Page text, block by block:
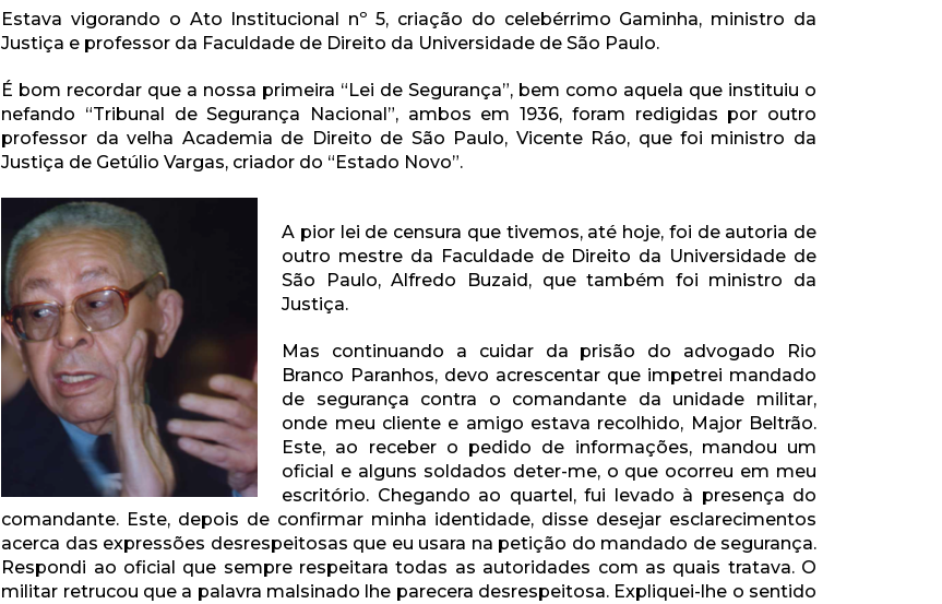
Estava vigorando o Ato Institucional nº 5, criação do celebérrimo Gaminha, ministro da
Justiça e professor da Faculdade de Direito da Universidade de São Paulo.
É bom recordar que a nossa primeira “Lei de Segurança”, bem como aquela que instituiu o
nefando “Tribunal de Segurança Nacional”, ambos em 1936, foram redigidas por outro
professor da velha Academia de Direito de São Paulo, Vicente Ráo, que foi ministro da
Justiça de Getúlio Vargas, criador do “Estado Novo”.
A pior lei de censura que tivemos, até hoje, foi de autoria de
outro mestre da Faculdade de Direito da Universidade de
São Paulo, Alfredo Buzaid, que também foi ministro da
Justiça.
Mas continuando a cuidar da prisão do advogado Rio
Branco Paranhos, devo acrescentar que impetrei mandado
de segurança contra o comandante da unidade militar,
onde meu cliente e amigo estava recolhido, Major Beltrão.
Este, ao receber o pedido de informações, mandou um
oficial e alguns soldados deter-me, o que ocorreu em meu
escritório. Chegando ao quartel, fui levado à presença do
comandante. Este, depois de confirmar minha identidade, disse desejar esclarecimentos
acerca das expressões desrespeitosas que eu usara na petição do mandado de segurança.
Respondi ao oficial que sempre respeitara todas as autoridades com as quais tratava. O
militar retrucou que a palavra malsinado lhe parecera desrespeitosa. Expliquei-lhe o sentido